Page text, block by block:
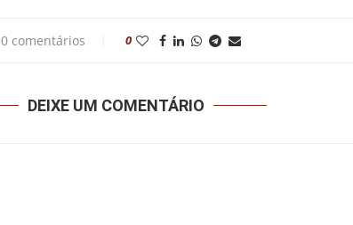
0 comentários 0
DEIXE UM COMENTÁRIO